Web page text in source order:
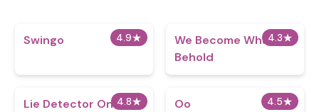
4.9★
Swingo 4.3★
We Become What We
Behold
4.8★
Lie Detector Online 4.5★
Oo